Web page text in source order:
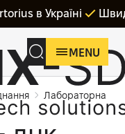
в Україні
MENU
Лабораторна